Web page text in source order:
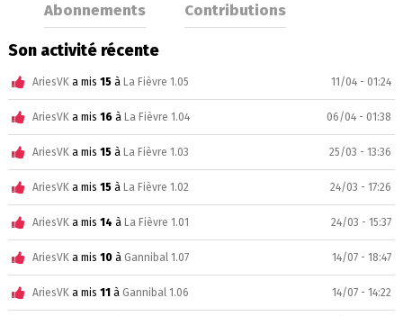
Abonnements
Contributions
Son activité récente
AriesVKa mis 15à La Fièvre 1.05 11/04 - 01:24
AriesVKa mis 16à La Fièvre 1.04 06/04 - 01:38
AriesVKa mis 15à La Fièvre 1.03 25/03 - 13:36
AriesVKa mis 15à La Fièvre 1.02 24/03 - 17:26
AriesVKa mis 14 à La Fièvre 1.01 24/03 - 15:37
AriesVKa mis 10à Gannibal 1.07 14/07 - 18:47
AriesVKa mis 11 à Gannibal 1.06 14/07 - 14:22